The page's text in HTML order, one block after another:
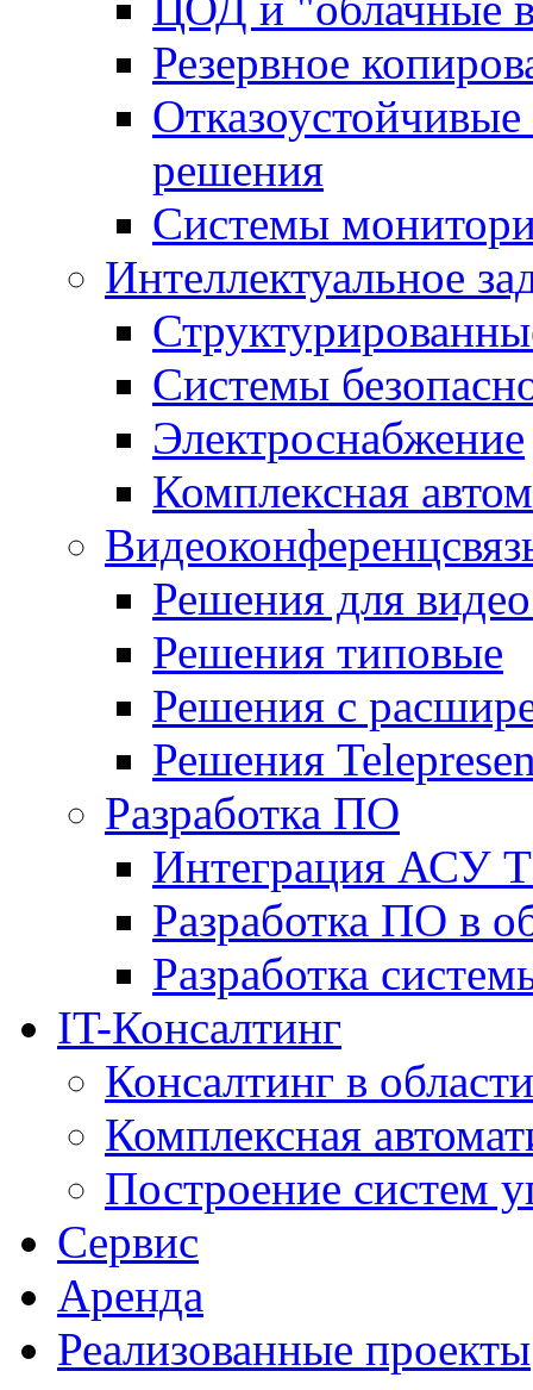
Резервное
решения
Системы
Интеллектуальное
Системы
Электроснабжение
Комплексная
Решения для
Решения типовые
Решения с
Решения
Разработка ПО
Интеграция АСУ
Разработка ПО в
Разработка
IT-Консалтинг
Консалтинг в
Комплексная
Построение систем
Сервис
Аренда
Реализованные проекты